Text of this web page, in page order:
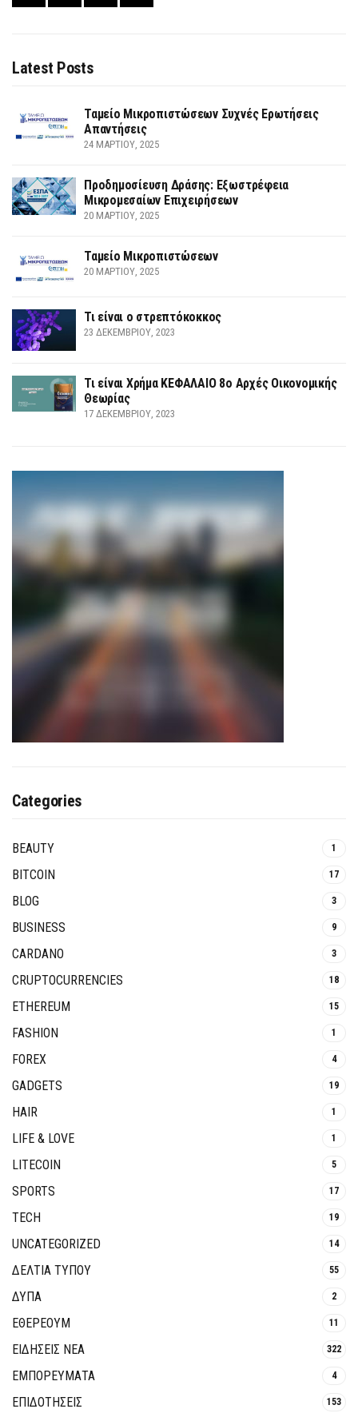
Latest Posts
Ταμείο Μικροπιστώσεων Συχνές Ερωτήσεις
Απαντήσεις
24 ΜΑΡΤΊΟΥ, 2025
Προδημοσίευση Δράσης: Εξωστρέφεια
Μικρομεσαίων Επιχειρήσεων
20 ΜΑΡΤΊΟΥ, 2025
Ταμείο Μικροπιστώσεων
20 ΜΑΡΤΊΟΥ, 2025
Τι είναι ο στρεπτόκοκκος
23 ΔΕΚΕΜΒΡΊΟΥ, 2023
Τι είναι Χρήμα ΚΕΦΑΛΑΙΟ 8ο Αρχές Οικονομικής
Θεωρίας
17 ΔΕΚΕΜΒΡΊΟΥ, 2023
Categories
BEAUTY 1
BITCOIN 17
BLOG 3
BUSINESS 9
CARDANO 3
CRUPTOCURRENCIES 18
ETHEREUM 15
FASHION 1
FOREX 4
GADGETS 19
HAIR 1
LIFE & LOVE 1
LITECOIN 5
SPORTS 17
TECH 19
UNCATEGORIZED 14
ΔΕΛΤΙΑ ΤΥΠΟΥ 55
ΔΥΠΑ 2
ΕΘΈΡΕΟΥΜ 11
ΕΙΔΗΣΕΙΣ ΝΕΑ 322
ΕΜΠΟΡΕΥΜΑΤΑ 4
ΕΠΙΔΟΤΗΣΕΙΣ 153